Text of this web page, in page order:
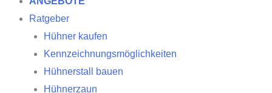
Ratgeber
Hühner kaufen
Kennzeichnungsmöglichkeiten
Hühnerstall bauen
Hühnerzaun